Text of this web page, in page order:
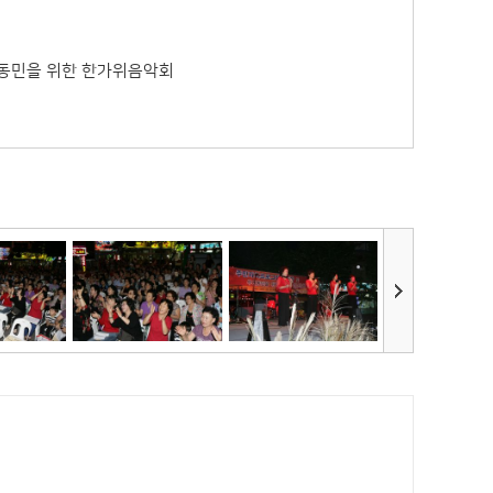
민을 위한 한가위음악회